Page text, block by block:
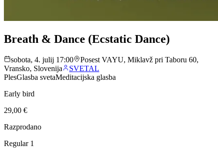
Breath & Dance (Ecstatic Dance)
sobota, 4. julij 17:00
Posest VAYU, Miklavž pri Taboru 60,
Vransko, Slovenija
SVETAL
PlesGlasba svetaMeditacijska glasba
Early bird
29,00 €
Razprodano
Regular 1